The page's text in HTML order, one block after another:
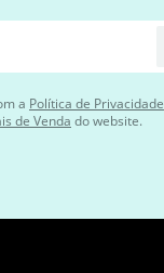
a Política de Privacidade
de Venda do website.